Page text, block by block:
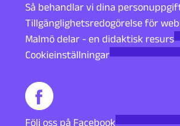
Så behandlar vi dina
Tillgänglighetsredogörelse för
Malmö delar - en didaktisk resurs
Cookieinställningar
Följ oss på Facebook